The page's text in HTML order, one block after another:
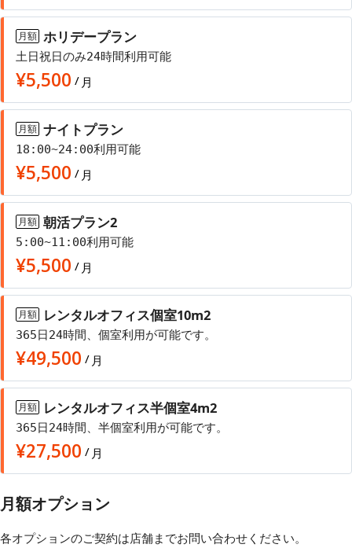
月額 ホリデープラン
土日祝日のみ24時間利用可能
¥5,500 / 月
月額 ナイトプラン
18:00~24:00利用可能
¥5,500 / 月
月額 朝活プラン2
5:00~11:00利用可能
¥5,500 / 月
月額 レンタルオフィス個室10m2
365日24時間、個室利用が可能です。
¥49,500 / 月
月額 レンタルオフィス半個室4m2
365日24時間、半個室利用が可能です。
¥27,500 / 月
月額オプション
各オプションのご契約は店舗までお問い合わせ ください。